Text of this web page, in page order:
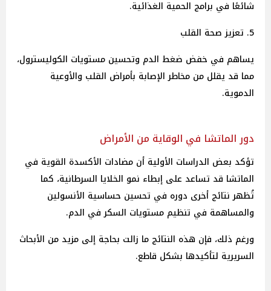
شائعًا في برامج الحمية الغذائية.
5. تعزيز صحة القلب
يساهم في خفض ضغط الدم وتحسين مستويات الكوليسترول،
مما قد يقلل من مخاطر الإصابة بأمراض القلب والأوعية
الدموية.
دور الماتشا في الوقاية من الأمراض
تؤكد بعض الدراسات الأولية أن مضادات الأكسدة القوية في
الماتشا قد تساعد على إبطاء نمو الخلايا السرطانية، كما
تُظهر نتائج أخرى دوره في تحسين حساسية الأنسولين
والمساهمة في تنظيم مستويات السكر في الدم.
ورغم ذلك، فإن هذه النتائج ما زالت بحاجة إلى مزيد من الأبحاث
السريرية لتأكيدها بشكل قاطع.